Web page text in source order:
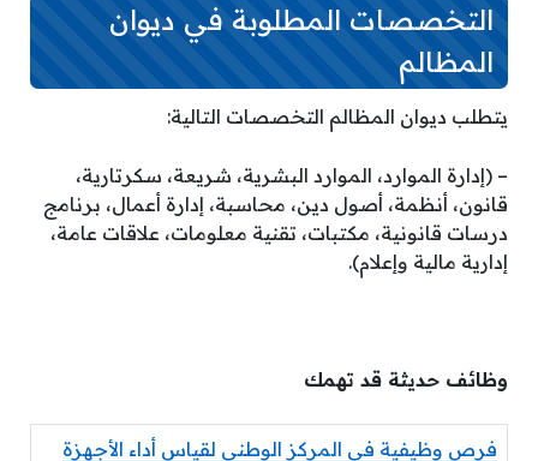
التخصصات المطلوبة في ديوان
المظالم
يتطلب ديوان المظالم التخصصات التالية:
– (إدارة الموارد، الموارد البشرية، شريعة، سكرتارية،
قانون، أنظمة، أصول دين، محاسبة، إدارة أعمال، برنامج
درسات قانونية، مكتبات، تقنية معلومات، علاقات عامة،
إدارية مالية وإعلام).
وظائف حديثة قد تهمك
فرص وظيفية في المركز الوطني لقياس أداء الأجهزة